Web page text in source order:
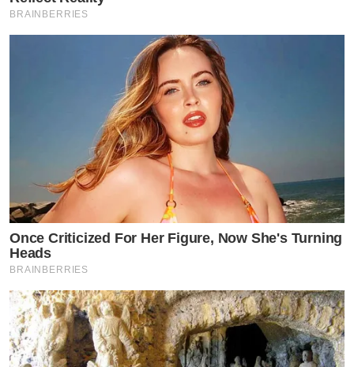
BRAINBERRIES
Once Criticized For Her Figure, Now She's Turning
Heads
BRAINBERRIES